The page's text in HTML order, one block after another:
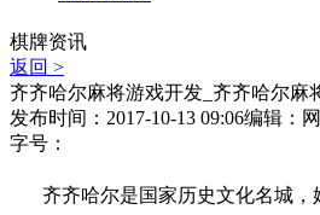
棋牌资讯
返回 >
齐齐哈尔麻将游戏开发_齐齐哈尔麻
发布时间：2017-10-13 09:06编辑：
字号：
齐齐哈尔是国家历史文化名城